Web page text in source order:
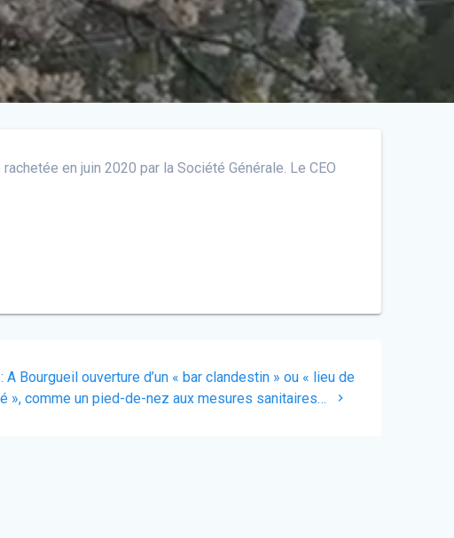
en juin 2020 par la Société Générale. Le CEO
Article
suivant
A Bourgueil ouverture d’un « bar clandestin » ou « lieu de
», comme un pied-de-nez aux mesures sanitaires…